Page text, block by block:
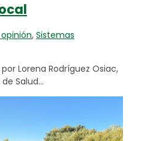
, Sistemas
Lorena Rodríguez Osiac,
Salud...